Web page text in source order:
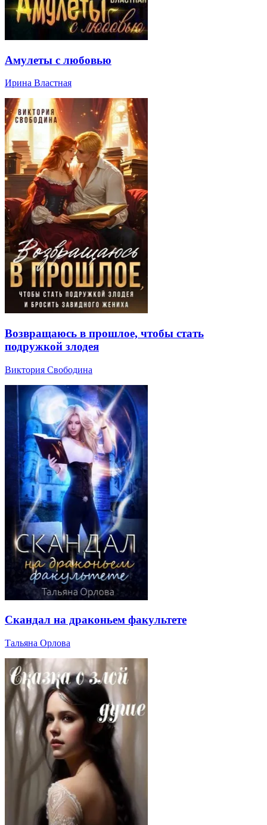
Амулеты с любовью
Ирина Властная
Возвращаюсь в прошлое, чтобы стать
подружкой злодея
Виктория Свободина
Скандал на драконьем факультете
Тальяна Орлова